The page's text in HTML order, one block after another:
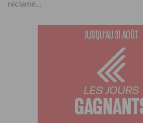
réclamé…